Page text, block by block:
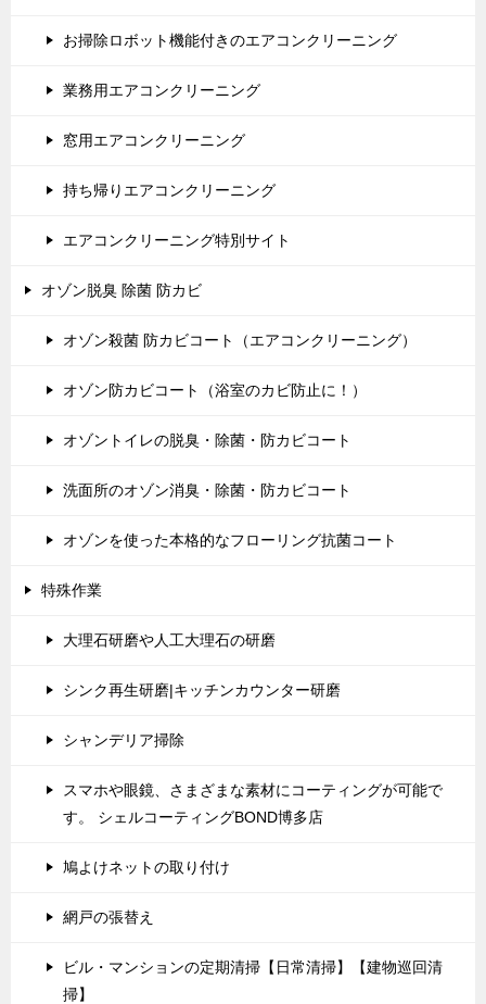
お掃除ロボット機能付きのエアコンクリーニング
業務用エアコンクリーニング
窓用エアコンクリーニング
持ち帰りエアコンクリーニング
エアコンクリーニング特別サイト
オゾン脱臭 除菌 防カビ
オゾン殺菌 防カビコート（エアコンクリーニング）
オゾン防カビコート（浴室のカビ防止に！）
オゾントイレの脱臭・除菌・防カビコート
洗面所のオゾン消臭・除菌・防カビコート
オゾンを使った本格的なフローリング抗菌コート
特殊作業
大理石研磨や人工大理石の研磨
シンク再生研磨|キッチンカウンター研磨
シャンデリア掃除
スマホや眼鏡、さまざまな素材にコーティングが可能で
す。 シェルコーティングBOND博多店
鳩よけネットの取り付け
網戸の張替え
ビル・マンションの定期清掃【日常清掃】【建物巡回清
掃】